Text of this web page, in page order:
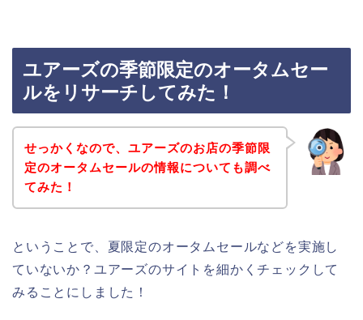
ユアーズの季節限定のオータムセー
ルをリサーチしてみた！
せっかくなので、ユアーズのお店の季節限
定のオータムセールの情報についても調べ
てみた！
ということで、夏限定のオータムセールなどを実施し
ていないか？ユアーズのサイトを細かくチェックして
みることにしました！